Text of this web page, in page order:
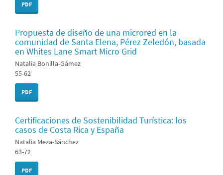
PDF
Propuesta de diseño de una microred en la
comunidad de Santa Elena, Pérez Zeledón, basada
en Whites Lane Smart Micro Grid
Natalia Bonilla-Gámez
55-62
PDF
Certificaciones de Sostenibilidad Turística: los
casos de Costa Rica y España
Natalia Meza-Sánchez
63-72
PDF